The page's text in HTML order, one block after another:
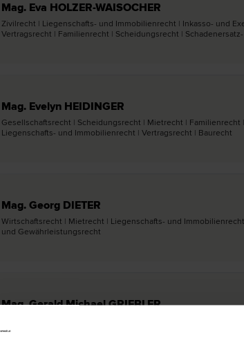
Mag. Eva HOLZER-WAISOCHER
Zivil­recht | Liegenschafts- und Immobilien­recht | Inkasso- und
Vertrags­recht | Familien­recht | Scheidungs­recht |
Mag. Evelyn HEIDINGER
Gesellschafts­recht | Scheidungs­recht | Miet­recht |
Liegenschafts- und Immobilien­recht | Vertrags­recht | Bau­recht
Mag. Georg DIETER
Wirtschafts­recht | Miet­recht | Liegenschafts- und
und Gewährleistungs­recht
Mag. Gerald Michael GRIEBLER
recht